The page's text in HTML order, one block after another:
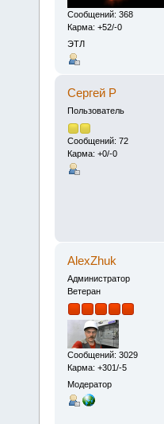
Сообщений: 368
Карма: +52/-0
ЭТЛ
Сергей Р
Пользователь
Сообщений: 72
Карма: +0/-0
AlexZhuk
Администратор
Ветеран
Сообщений: 3029
Карма: +301/-5
Модератор